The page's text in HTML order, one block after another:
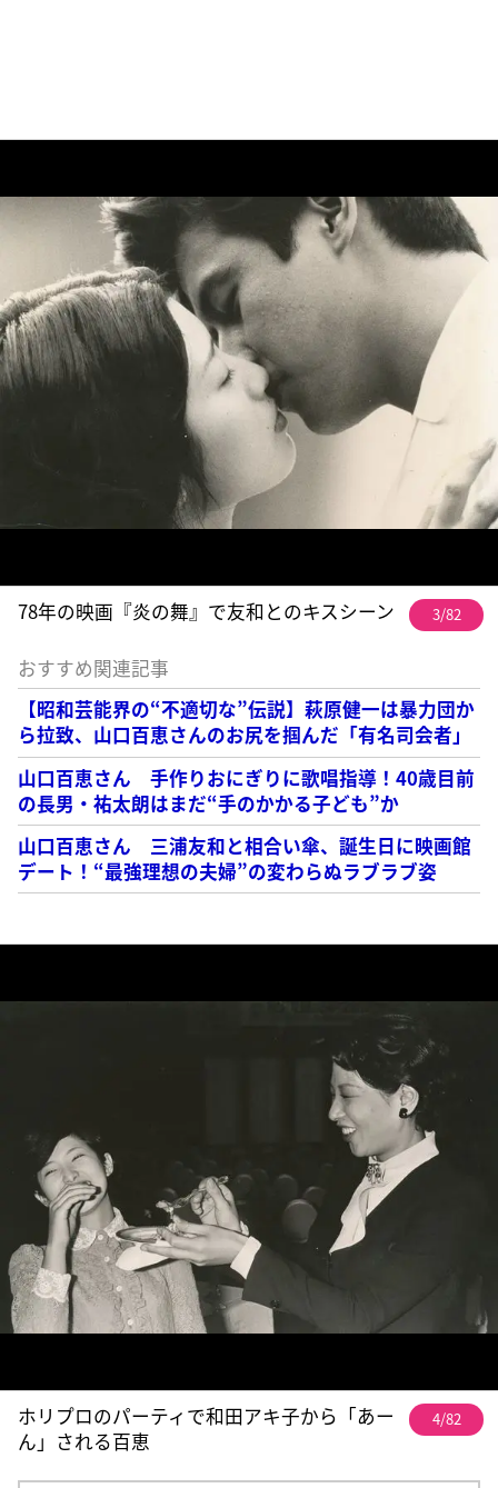
78年の映画『炎の舞』で友和とのキスシーン 3/82
おすすめ関連記事
【昭和芸能界の“不適切な”伝説】萩原健一は暴力団か
ら拉致、山口百恵さんのお尻を掴んだ「有名司会者」
山口百恵さん 手作りおにぎりに歌唱指導！40歳目前
の長男・祐太朗はまだ“手のかかる子ども”か
山口百恵さん 三浦友和と相合い傘、誕生日に映画館
デート！“最強理想の夫婦”の変わらぬラブラブ姿
ホリプロのパーティで和田アキ子から「あー
ん」される百恵
4/82